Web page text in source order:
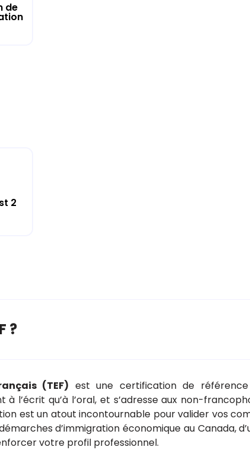
de
2
?
(TEF) est une certification de
l’écrit qu’à l’oral, et s’adresse aux non-
est un atout incontournable pour valider vos
d’immigration économique au Canada,
votre profil professionnel.